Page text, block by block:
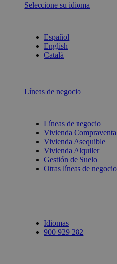
Seleccione su idioma
Español
English
Català
Líneas de negocio
Líneas de negocio
Vivienda Compraventa
Vivienda Asequible
Vivienda Alquiler
Gestión de Suelo
Otras líneas de negocio
Idiomas
900 929 282